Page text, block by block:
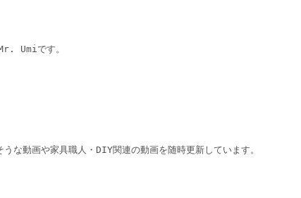
Umiです。
な動画や家具職人・DIY関連の動画を随時更新しています。